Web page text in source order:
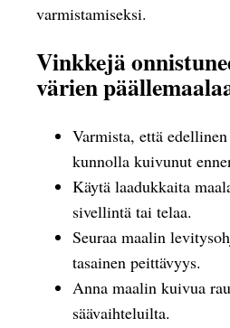
varmistamiseksi.
Vinkkejä
värien
Varmista, että
kunnolla kuivunut
Käytä laadukkaita
sivellintä tai telaa.
Seuraa maalin
tasainen peittävyys.
Anna maalin kuivua
säävaihteluilta.